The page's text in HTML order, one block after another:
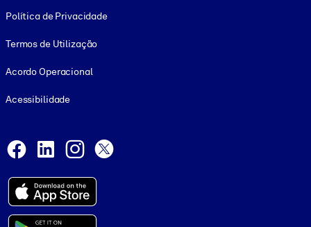
Política de Privacidade
Termos de Utilização
Acordo Operacional
Acessibilidade
Facebook
LinkedInInstagram